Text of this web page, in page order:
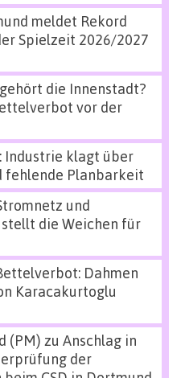
meldet Rekord
Spielzeit 2026/2027
die Innenstadt?
vor der
Industrie klagt über
fehlende Planbarkeit
und
die Weichen für
Dahmen
Karacakurtoglu
(PM) zu Anschlag in
der